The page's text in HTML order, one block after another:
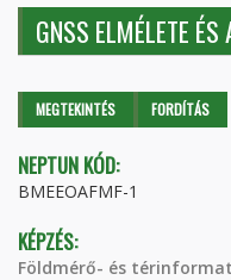
GNSS ELMÉLETE
Elsődleges fülek
MEGTEKINTÉS (AKTÍVFORDÍTÁS
NEPTUN KÓD:
BMEEOAFMF-1
KÉPZÉS:
Földmérő- és